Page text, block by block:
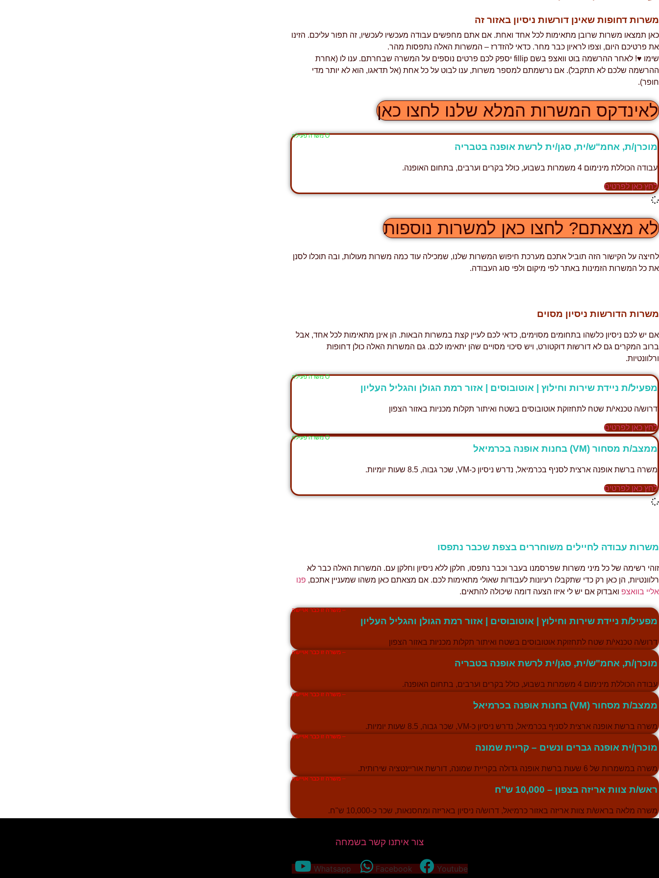
משרות דחופות שאינן דורשות ניסיון באזור זה
כאן תמצאו משרות שרובן מתאימות לכל אחד ואחת. אם אתם מחפשים עבודה מעכשיו לעכשיו, זה תפור עליכם. הזינו
את פרטיכם היום, וצפו לראיון כבר מחר. כדאי להזדרז – המשרות האלה נתפסות מהר.
שימו ♥! לאחר ההרשמה בוט וואצפ בשם fillip יספק לכם פרטים נוספים על המשרה שבחרתם. ענו לו (אחרת
ההרשמה שלכם לא תתקבל). אם נרשמתם למספר משרות, ענו לבוט על כל אחת (אל תדאגו, הוא לא יותר מדי
חופר).
לאינדקס המשרות המלא שלנו לחצו כאן
Ο משרה פעילה
מוכרן/ת, אחמ"ש/ית, סגן/ית לרשת אופנה בטבריה
עבודה הכוללת מינימום 4 משמרות בשבוע, כולל בקרים וערבים, בתחום האופנה.
לחץ כאן לפרטים
לא מצאתם? לחצו כאן למשרות נוספות
לחיצה על הקישור הזה תוביל אתכם מערכת חיפוש המשרות שלנו, שמכילה עוד כמה משרות מעולות, ובה תוכלו לסנן
את כל המשרות הזמינות באתר לפי מיקום ולפי סוג העבודה.
משרות הדורשות ניסיון מסוים
אם יש לכם ניסיון כלשהו בתחומים מסוימים, כדאי לכם לעיין קצת במשרות הבאות. הן אינן מתאימות לכל אחד, אבל
ברוב המקרים גם לא דורשות דוקטורט, ויש סיכוי מסויים שהן יתאימו לכם. גם המשרות האלה כולן דחופות
ורלוונטיות.
Ο משרה פעילה
מפעיל/ת ניידת שירות וחילוץ | אוטובוסים | אזור רמת הגולן והגליל העליון
דרוש/ה טכנאי/ת שטח לתחזוקת אוטובוסים בשטח ואיתור תקלות מכניות באזור הצפון
לחץ כאן לפרטים
Ο משרה פעילה
ממצב/ת מסחור (VM) בחנות אופנה בכרמיאל
משרה ברשת אופנה ארצית לסניף בכרמיאל, נדרש ניסיון כ-VM, שכר גבוה, 8.5 שעות יומיות.
לחץ כאן לפרטים
משרות עבודה לחיילים משוחררים בצפת שכבר נתפסו
זוהי רשימה של כל מיני משרות שפרסמנו בעבר וכבר נתפסו, חלקן ללא ניסיון וחלקן עם. המשרות האלה כבר לא
רלוונטיות, הן כאן רק כדי שתקבלו רעיונות לעבודות שאולי מתאימות לכם. אם מצאתם כאן משהו שמעניין אתכם, פנו
אליי בוואצפ ואבדוק אם יש לי איזו הצעה דומה שיכולה להתאים.
– משרה זו כבר אויישה
מפעיל/ת ניידת שירות וחילוץ | אוטובוסים | אזור רמת הגולן והגליל העליון
דרוש/ה טכנאי/ת שטח לתחזוקת אוטובוסים בשטח ואיתור תקלות מכניות באזור הצפון
– משרה זו כבר אויישה
מוכרן/ת, אחמ"ש/ית, סגן/ית לרשת אופנה בטבריה
עבודה הכוללת מינימום 4 משמרות בשבוע, כולל בקרים וערבים, בתחום האופנה.
– משרה זו כבר אויישה
ממצב/ת מסחור (VM) בחנות אופנה בכרמיאל
משרה ברשת אופנה ארצית לסניף בכרמיאל, נדרש ניסיון כ-VM, שכר גבוה, 8.5 שעות יומיות.
– משרה זו כבר אויישה
מוכרן/ית אופנה גברים ונשים – קריית שמונה
משרה במשמרות של 6 שעות ברשת אופנה גדולה בקריית שמונה, דורשת אוריינטציה שירותית.
– משרה זו כבר אויישה
ראש/ת צוות אריזה בצפון – 10,000 ש"ח
משרה מלאה בראש/ת צוות אריזה באזור כרמיאל, דרוש/ה ניסיון באריזה ומחסנאות, שכר כ-10,000 ש"ח.
צור איתנו קשר בשמחה
Whatsapp Facebook Youtube